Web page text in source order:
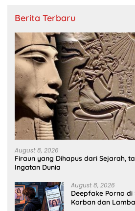
Berita Terbaru
August 8, 2026
Firaun yang Dihapus dari Sejarah,
Ingatan Dunia
August 8, 2026
Deepfake Porno di
Korban dan